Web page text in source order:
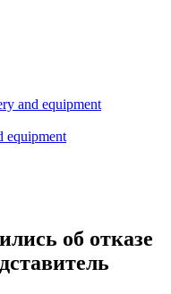
and equipment
equipment
об отказе